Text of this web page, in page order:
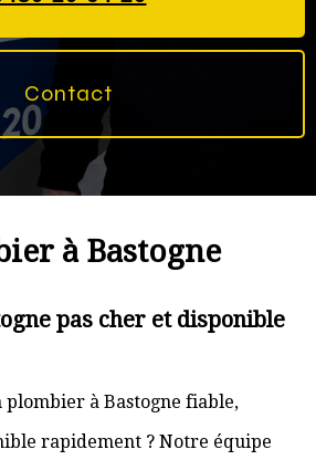
Contact
à Bastogne
pas cher et disponible
plombier à Bastogne fiable,
rapidement ? Notre équipe